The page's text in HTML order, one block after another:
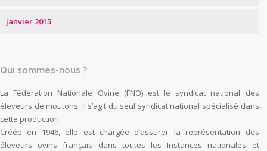
janvier 2015
Qui sommes-nous ?
La Fédération Nationale Ovine (FNO) est le syndicat national des
éleveurs de moutons. Il s’agit du seul syndicat national spécialisé dans
cette production.
Créée en 1946, elle est chargée d’assurer la représentation des
éleveurs ovins français dans toutes les Instances nationales et